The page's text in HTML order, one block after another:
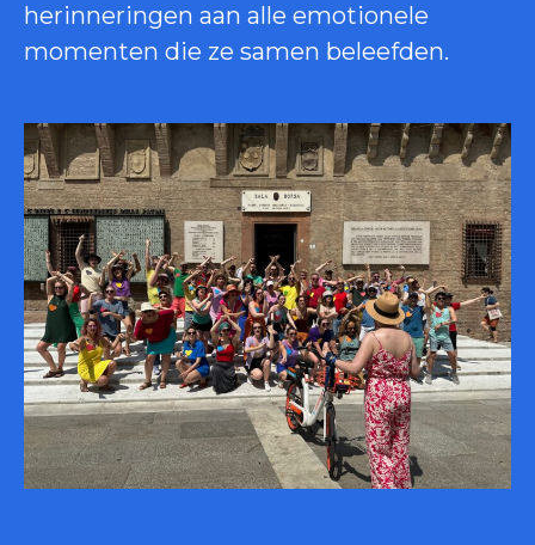
herinneringen aan alle emotionele
momenten die ze samen beleefden.